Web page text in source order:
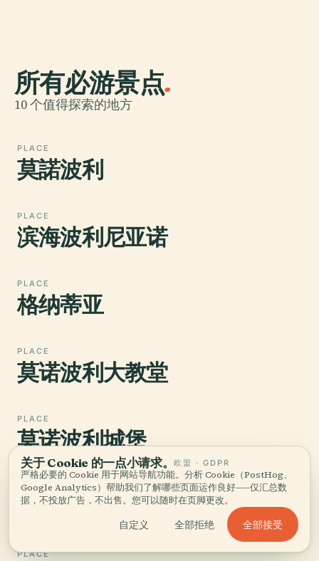
所有必游景点.
10 个值得探索的地方
PLACE
莫諾波利
PLACE
滨海波利尼亚诺
PLACE
格纳蒂亚
PLACE
莫诺波利大教堂
PLACE
莫诺波利城堡
PLACE
维托·西蒙·维内齐亚尼体育场
PLACE
关于 Cookie 的一点小请求。欧盟 · GDPR
严格必要的 Cookie 用于网站导航功能。分析 Cookie（PostHog、
Google Analytics）帮助我们了解哪些页面运作良好——仅汇总数
据，不投放广告，不出售。您可以随时在页脚更改。
自定义 全部拒绝 全部接受